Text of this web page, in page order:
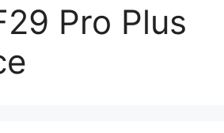
Pro Plus